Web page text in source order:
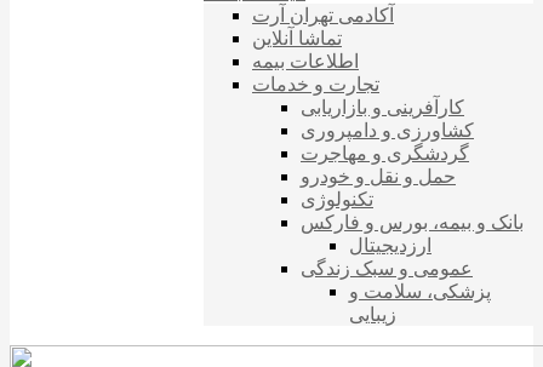
آکادمی تهران آرت
تماشا آنلاین
اطلاعات بیمه
تجارت و خدمات
کارآفرینی و بازاریابی
کشاورزی و دامپروری
گردشگری و مهاجرت
حمل و نقل و خودرو
تکنولوژی
بانک و بیمه، بورس و فارکس
ارزدیجیتال
عمومی و سبک زندگی
پزشکی، سلامت و
زیبایی